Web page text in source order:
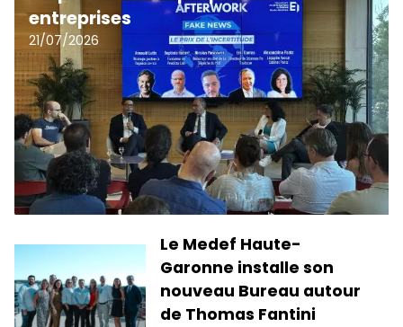
entreprises
21/07/2026
Le Medef Haute-
Garonne installe son
nouveau Bureau autour
de Thomas Fantini